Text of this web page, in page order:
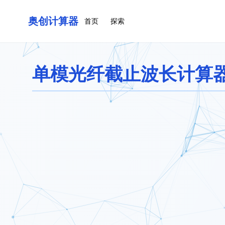
奥创计算器 首页 探索
单模光纤截止波长计算